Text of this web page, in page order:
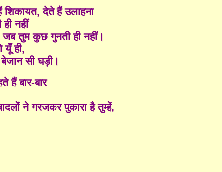
देते हैं उलाहना
नहीं
जब तुम कुछ गुनती ही नहीं।
यूँ ही,
बेजान सी घड़ी।
हैं बार-बार
ने गरजकर पुकारा है तुम्हें,